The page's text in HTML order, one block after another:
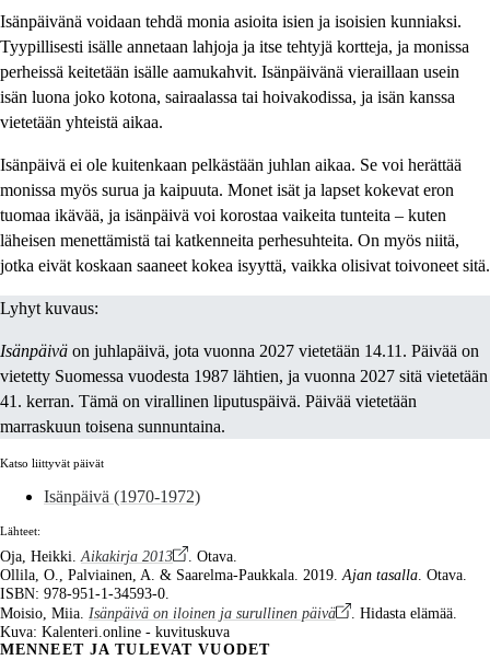
Isänpäivänä voidaan tehdä monia asioita isien ja isoisien kunniaksi.
Tyypillisesti isälle annetaan lahjoja ja itse tehtyjä kortteja, ja monissa
perheissä keitetään isälle aamukahvit. Isänpäivänä vieraillaan usein
isän luona joko kotona, sairaalassa tai hoivakodissa, ja isän kanssa
vietetään yhteistä aikaa.
Isänpäivä ei ole kuitenkaan pelkästään juhlan aikaa. Se voi herättää
monissa myös surua ja kaipuuta. Monet isät ja lapset kokevat eron
tuomaa ikävää, ja isänpäivä voi korostaa vaikeita tunteita – kuten
läheisen menettämistä tai katkenneita perhesuhteita. On myös niitä,
jotka eivät koskaan saaneet kokea isyyttä, vaikka olisivat toivoneet sitä.
Lyhyt kuvaus:
Isänpäivä on juhlapäivä, jota vuonna 2027 vietetään 14.11. Päivää on
vietetty Suomessa vuodesta 1987 lähtien, ja vuonna 2027 sitä vietetään
41. kerran. Tämä on virallinen liputuspäivä. Päivää vietetään
marraskuun toisena sunnuntaina.
Katso liittyvät päivät
Isänpäivä (1970-1972)
Lähteet:
Oja, Heikki.Aikakirja 2013
. Otava.
Ollila, O., Palviainen, A. & Saarelma-Paukkala. 2019.Ajan tasalla. Otava.
ISBN: 978-951-1-34593-0.
Moisio, Miia. Isänpäivä on iloinen ja surullinen päivä
. Hidasta elämää.
Kuva: Kalenteri.online - kuvituskuva
MENNEET JA TULEVAT VUODET